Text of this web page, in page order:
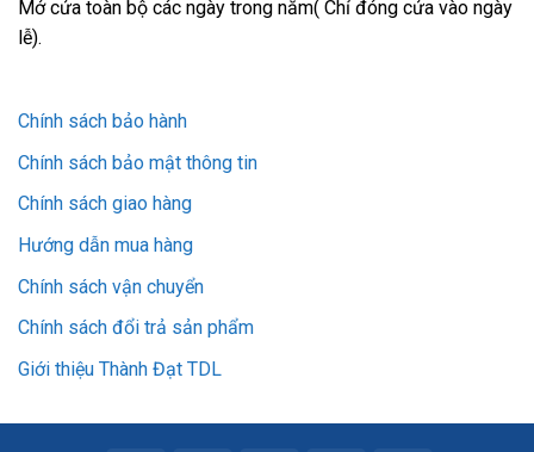
Mở cửa toàn bộ các ngày trong năm( Chỉ đóng cửa vào ngày
lễ).
Chính sách bảo hành
Chính sách bảo mật thông tin
Chính sách giao hàng
Hướng dẫn mua hàng
Chính sách vận chuyển
Chính sách đổi trả sản phẩm
Giới thiệu Thành Đạt TDL